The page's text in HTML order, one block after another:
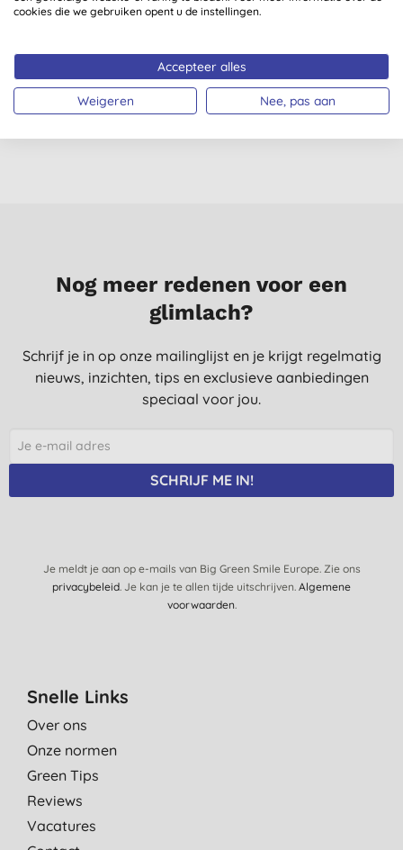
Balanced Hydrating-
Clarifying Conditioner
- Travel Size
(3)
€ 3,85 KOPEN
Balanced Hydrating-
Clarifying Shampoo -
Travel Size
(1)
€ 3,85 KOPEN
Nog meer redenen voor een
glimlach?
Schrijf je in op onze mailinglijst en je krijgt regelmatig
nieuws, inzichten, tips en exclusieve aanbiedingen
speciaal voor jou.
SCHRIJF ME IN!
Je meldt je aan op e-mails van Big Green Smile Europe. Zie ons
privacybeleid. Je kan je te allen tijde uitschrijven. Algemene
voorwaarden.
Snelle Links
Over ons
Onze normen
Green Tips
Reviews
Vacatures
cookies die we gebruiken opent u de instellingen.
Accepteer alles
Weigeren Nee, pas aan